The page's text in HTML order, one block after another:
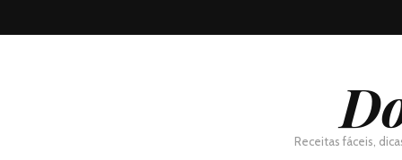
Receitas fáceis,